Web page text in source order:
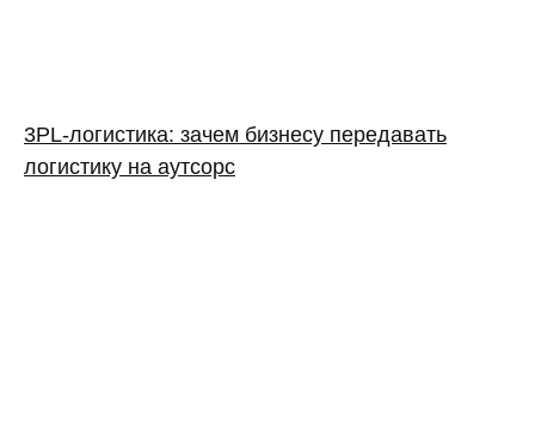
3PL‑логистика: зачем бизнесу передавать
логистику на аутсорс